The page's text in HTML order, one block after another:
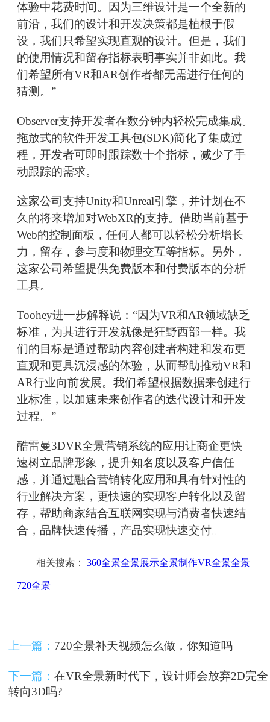
体验中花费时间。因为三维设计是一个全新的
前沿，我们的设计和开发决策都是植根于假
设，我们只希望实现直观的设计。但是，我们
的使用情况和留存指标表明事实并非如此。我
们希望所有VR和AR创作者都无需进行任何的
猜测。”
Observer支持开发者在数分钟内轻松完成集成。
拖放式的软件开发工具包(SDK)简化了集成过
程，开发者可即时跟踪数十个指标，减少了手
动跟踪的需求。
这家公司支持Unity和Unreal引擎，并计划在不
久的将来增加对WebXR的支持。借助当前基于
Web的控制面板，任何人都可以轻松分析增长
力，留存，参与度和物理交互等指标。另外，
这家公司希望提供免费版本和付费版本的分析
工具。
Toohey进一步解释说：“因为VR和AR领域缺乏
标准，为其进行开发就像是狂野西部一样。我
们的目标是通过帮助内容创建者构建和发布更
直观和更具沉浸感的体验，从而帮助推动VR和
AR行业向前发展。我们希望根据数据来创建行
业标准，以加速未来创作者的迭代设计和开发
过程。”
酷雷曼3DVR全景营销系统的应用让商企更快
速树立品牌形象，提升知名度以及客户信任
感，并通过融合营销转化应用和具有针对性的
行业解决方案，更快速的实现客户转化以及留
存，帮助商家结合互联网实现与消费者快速结
合，品牌快速传播，产品实现快速交付。
相关搜索： 360全景全景展示全景制作VR全景全景
720全景
上一篇： 720全景补天视频怎么做，你知道吗
下一篇： 在VR全景新时代下，设计师会放弃2D完全
转向3D吗?